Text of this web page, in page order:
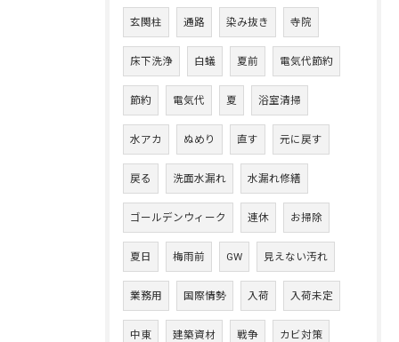
玄関柱 通路 染み抜き 寺院
床下洗浄 白蟻 夏前 電気代節約
節約 電気代 夏 浴室清掃
水アカ ぬめり 直す 元に戻す
戻る 洗面水漏れ 水漏れ修繕
ゴールデンウィーク 連休 お掃除
夏日 梅雨前 GW 見えない汚れ
業務用 国際情勢 入荷 入荷未定
中東 建築資材 戦争 カビ対策